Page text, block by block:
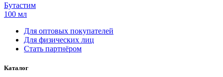
Бутастим
100 мл
Для оптовых покупателей
Для физических лиц
Стать партнёром
Каталог